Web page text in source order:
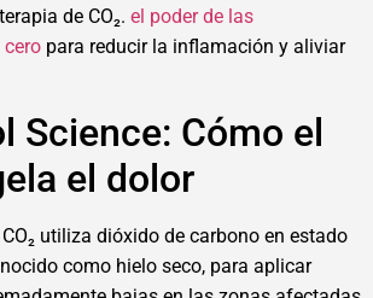
de CO₂. el poder de las
para reducir la inflamación y aliviar
Science: Cómo el
el dolor
utiliza dióxido de carbono en estado
como hielo seco, para aplicar